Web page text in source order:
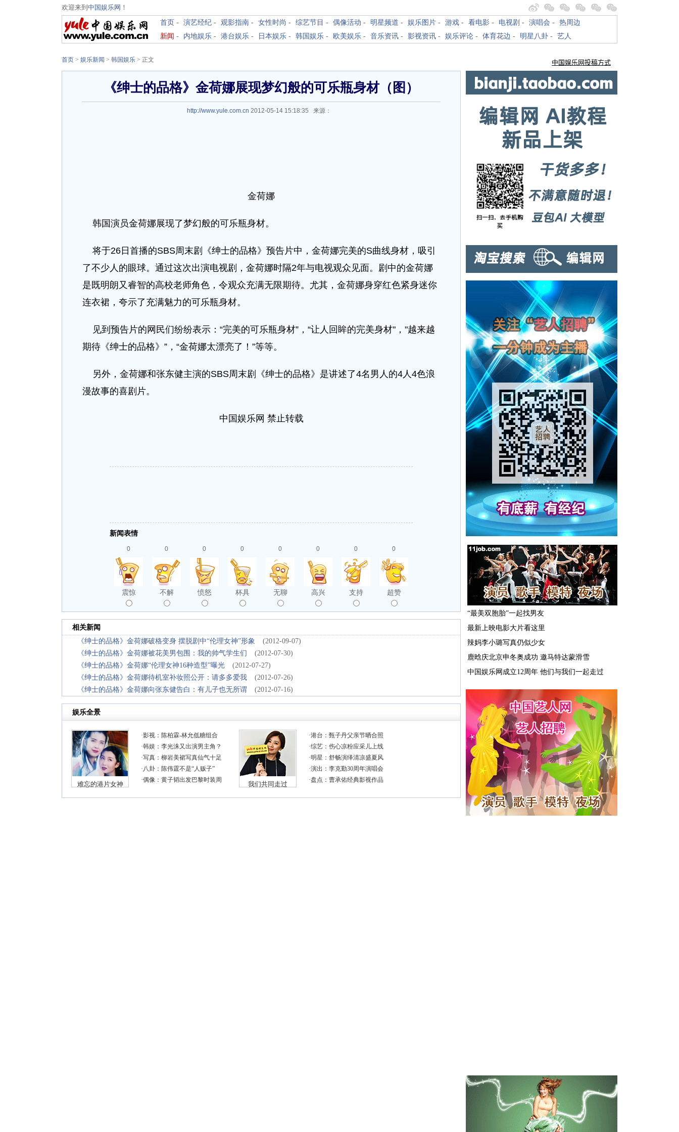
欢迎来到 中国娱乐网 ！
首页 - 演艺经纪 - 观影指南 - 女性时尚 - 综艺节目 - 偶像活动 - 明星频道 - 娱乐图片 - 游戏 - 看电影 - 电视剧 - 演唱会 - 热周边
新闻 - 内地娱乐 - 港台娱乐 - 日本娱乐 - 韩国娱乐 - 欧美娱乐 - 音乐资讯 - 影视资讯 - 娱乐评论 - 体育花边 - 明星八卦 - 艺人
首页 > 娱乐新闻 > 韩国娱乐 > 正文
《绅士的品格》金荷娜展现梦幻般的可乐瓶身材（图）
http://www.yule.com.cn 2012-05-14 15:18:35 来源：
金荷娜
韩国演员金荷娜展现了梦幻般的可乐瓶身材。
将于26日首播的SBS周末剧《绅士的品格》预告片中，金荷娜完美的S曲线身材，吸引
了不少人的眼球。通过这次出演电视剧，金荷娜时隔2年与电视观众见面。剧中的金荷娜
是既明朗又睿智的高校老师角色，令观众充满无限期待。尤其，金荷娜身穿红色紧身迷你
连衣裙，夸示了充满魅力的可乐瓶身材。
见到预告片的网民们纷纷表示：“完美的可乐瓶身材”，“让人回眸的完美身材"，"越来越
期待《绅士的品格》”，“金荷娜太漂亮了！”等等。
另外，金荷娜和张东健主演的SBS周末剧《绅士的品格》是讲述了4名男人的4人4色浪
漫故事的喜剧片。
中国娱乐网 禁止转载
新闻表情
0
震惊
0
不解
0
愤怒
0
杯具
0
无聊
0
高兴
0
支持
0
超赞
相关新闻
《绅士的品格》金荷娜破格变身 摆脱剧中“伦理女神”形象
(2012-09-07)
《绅士的品格》金荷娜被花美男包围：我的帅气学生们
(2012-07-30)
《绅士的品格》金荷娜“伦理女神16种造型”曝光
(2012-07-27)
《绅士的品格》金荷娜待机室补妆照公开：请多多爱我
(2012-07-26)
《绅士的品格》金荷娜向张东健告白：有儿子也无所谓
(2012-07-16)